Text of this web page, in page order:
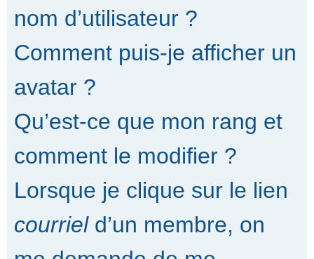
nom d’utilisateur ?
Comment puis-je afficher un
avatar ?
Qu’est-ce que mon rang et
comment le modifier ?
Lorsque je clique sur le lien
courrield’un membre, on